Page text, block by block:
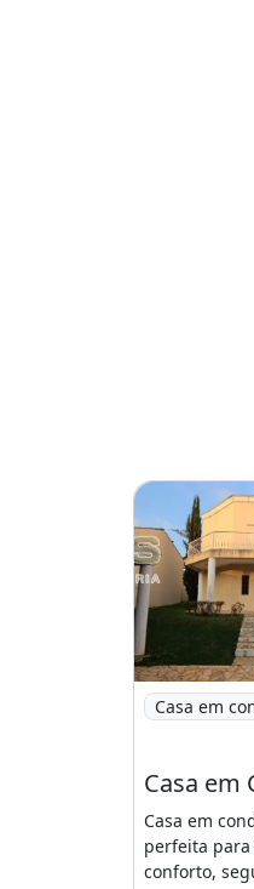
Imagem:
Casa em
Casa em
perfeita
conforto,